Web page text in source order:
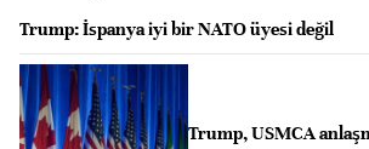
Trump: İspanya iyi bir NATO üyesi değil
Trump, USMCA